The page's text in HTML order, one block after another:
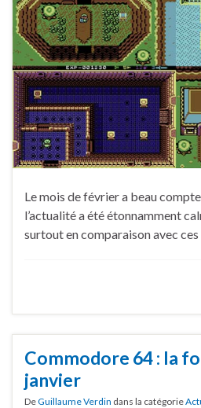
Le mois de février a beau
l’actualité a été étonnamment
surtout en comparaison avec
Commodore 64 : la
janvier
DeGuillaume Verdin dans la catégorie